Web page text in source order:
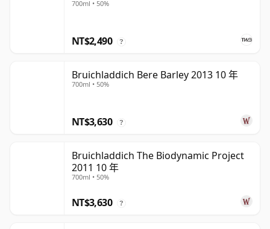
700ml • 50%
NT$2,490 ?
Bruichladdich Bere Barley 2013 10 年
700ml • 50%
NT$3,630 ?
Bruichladdich The Biodynamic Project
2011 10 年
700ml • 50%
NT$3,630 ?